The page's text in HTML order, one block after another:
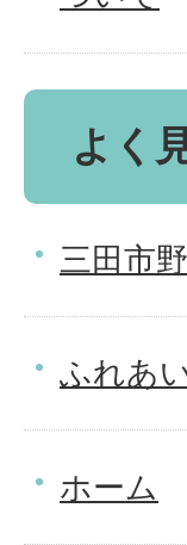
よく
三田市
ふれあ
ホーム